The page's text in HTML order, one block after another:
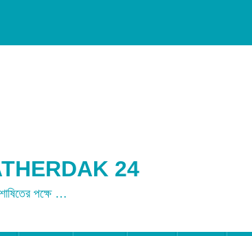
24
পক্ষে …